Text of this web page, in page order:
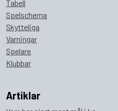
Tabell
Spelschema
Skytteliga
Varningar
Spelare
Klubbar
Artiklar